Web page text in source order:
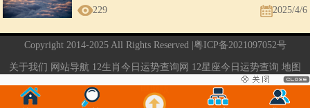
229 2025/4/6
Copyright 2014-2025 All Rights Reserved |粤ICP备2021097052号
关于我们 网站导航 12生肖今日运势查询网 12星座今日运势查询 地图
电脑版